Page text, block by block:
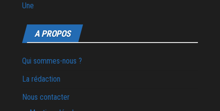
Une
A PROPOS
Qui sommes-nous ?
La rédaction
Nous contacter